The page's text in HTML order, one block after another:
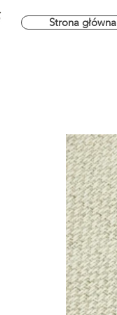
Strona główna